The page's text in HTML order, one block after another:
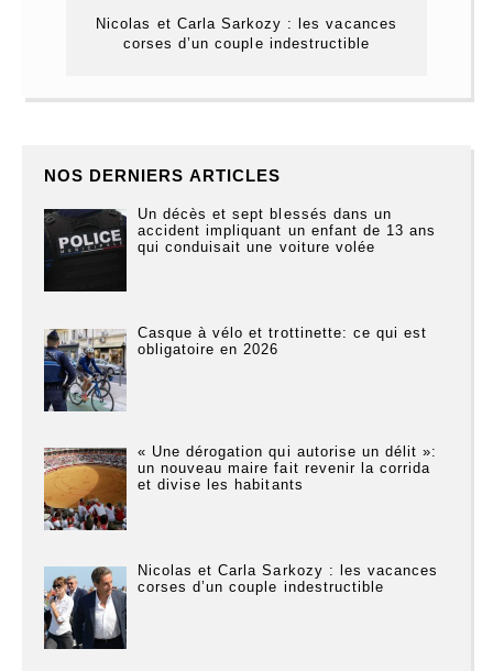
Nicolas et Carla Sarkozy : les vacances
corses d’un couple indestructible
NOS DERNIERS ARTICLES
Un décès et sept blessés dans un
accident impliquant un enfant de 13 ans
qui conduisait une voiture volée
Casque à vélo et trottinette: ce qui est
obligatoire en 2026
« Une dérogation qui autorise un délit »:
un nouveau maire fait revenir la corrida
et divise les habitants
Nicolas et Carla Sarkozy : les vacances
corses d’un couple indestructible